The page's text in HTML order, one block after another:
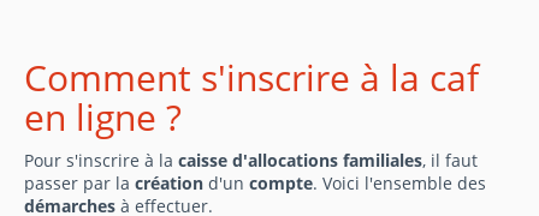
Comment s'inscrire à la caf
en ligne ?
Pour s'inscrire à la caisse d'allocations familiales, il faut
passer par la création d'un compte. Voici l'ensemble des
démarches à effectuer.